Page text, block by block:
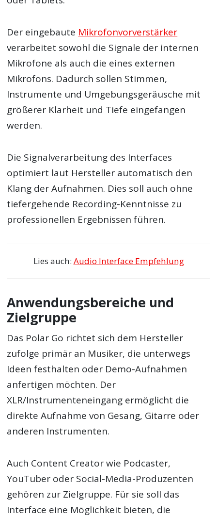
Der eingebaute Mikrofonvorverstärker
verarbeitet sowohl die Signale der internen
Mikrofone als auch die eines externen
Mikrofons. Dadurch sollen Stimmen,
Instrumente und Umgebungsgeräusche mit
größerer Klarheit und Tiefe eingefangen
werden.
Die Signalverarbeitung des Interfaces
optimiert laut Hersteller automatisch den
Klang der Aufnahmen. Dies soll auch ohne
tiefergehende Recording-Kenntnisse zu
professionellen Ergebnissen führen.
Lies auch: Audio Interface Empfehlung
Anwendungsbereiche und
Zielgruppe
Das Polar Go richtet sich dem Hersteller
zufolge primär an Musiker, die unterwegs
Ideen festhalten oder Demo-Aufnahmen
anfertigen möchten. Der
XLR/Instrumenteneingang ermöglicht die
direkte Aufnahme von Gesang, Gitarre oder
anderen Instrumenten.
Auch Content Creator wie Podcaster,
YouTuber oder Social-Media-Produzenten
gehören zur Zielgruppe. Für sie soll das
Interface eine Möglichkeit bieten, die